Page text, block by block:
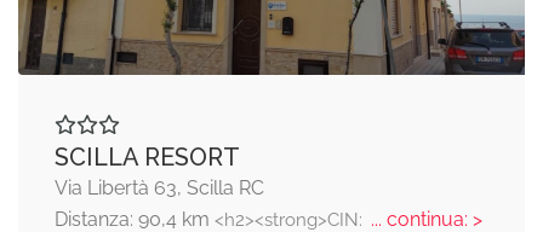
SCILLA RESORT
Via Libertà 63, Scilla RC
Distanza: 90,4 km <h2><strong>CIN: ... continua: >